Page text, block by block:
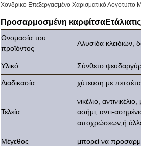
Χονδρικό Επεξεργασμένο Χαρισματικό
Προσαρμοσμένη καρφίτσαΕτάλια
Ονομασία του
προϊόντος
Αλυσίδα κλειδιών,
Υλικό Σύνθετο
Διαδικασία χύτευση με πετσέτα
Τελεία
νικέλιο,
ασήμι, αντι-
αποχρώσεων,ή
Μέγεθος μπορεί να